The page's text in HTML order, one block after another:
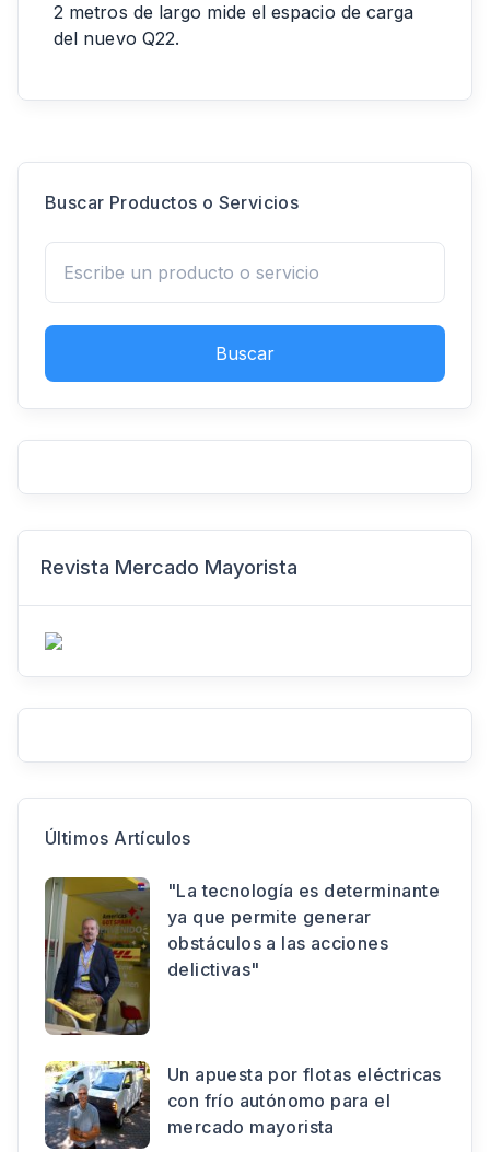
2 metros de largo mide el espacio de carga
del nuevo Q22.
Buscar Productos o Servicios
Buscar
Revista Mercado Mayorista
Últimos Artículos
"La tecnología es determinante
ya que permite generar
obstáculos a las acciones
delictivas"
Un apuesta por flotas eléctricas
con frío autónomo para el
mercado mayorista